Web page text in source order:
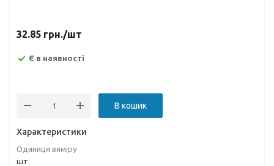
32.85 грн./шт
Є в наявності
В кошик
Характеристики
Одиниця виміру
шт